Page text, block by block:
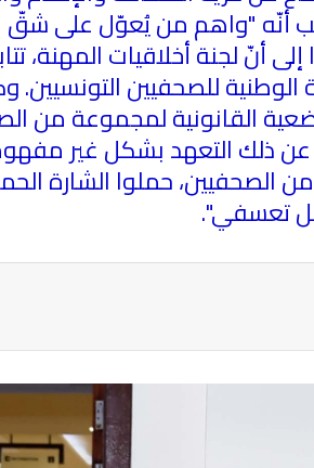
النقيب أنّه "واهم من يُعوّل
أنّ لجنة أخلاقيات المهنة،
للصحفيين التونسيين.
القانونية لمجموعة
ذلك التعهد بشكل غير مفهوم
الصحفيين، حملوا الشارة
تعسفي".